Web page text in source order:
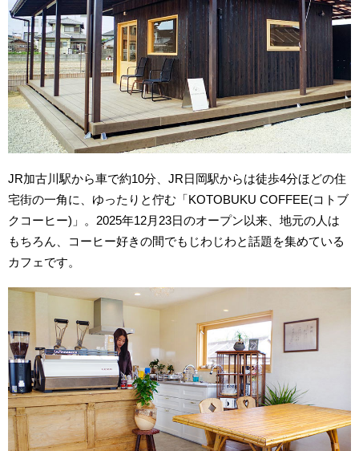
JR加古川駅から車で約10分、JR日岡駅からは徒歩4分ほどの住
宅街の一角に、ゆったりと佇む「KOTOBUKU COFFEE(コトブ
クコーヒー)」。2025年12月23日のオープン以来、地元の人は
もちろん、コーヒー好きの間でもじわじわと話題を集めている
カフェです。